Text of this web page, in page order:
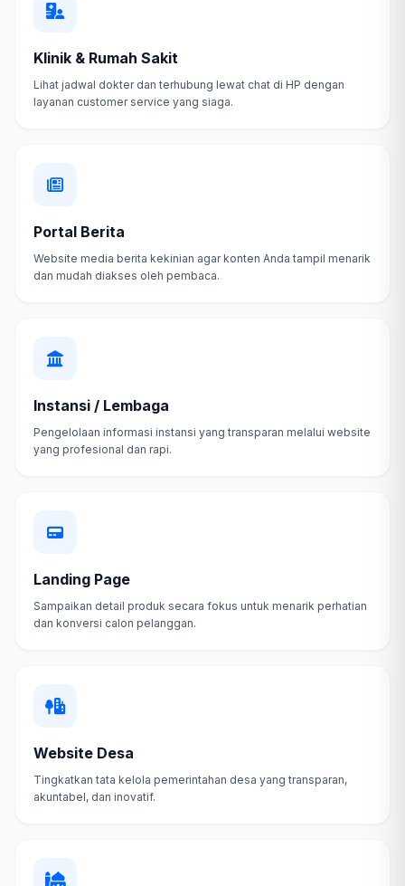
Klinik & Rumah Sakit
Lihat jadwal dokter dan terhubung lewat chat di HP dengan
layanan customer service yang siaga.
Portal Berita
Website media berita kekinian agar konten Anda tampil menarik
dan mudah diakses oleh pembaca.
Instansi / Lembaga
Pengelolaan informasi instansi yang transparan melalui website
yang profesional dan rapi.
Landing Page
Sampaikan detail produk secara fokus untuk menarik perhatian
dan konversi calon pelanggan.
Website Desa
Tingkatkan tata kelola pemerintahan desa yang transparan,
akuntabel, dan inovatif.